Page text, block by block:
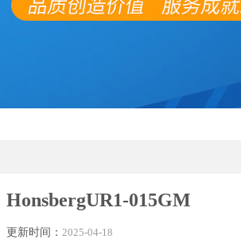
HonsbergUR1-015GM
更新时间： 2025-04-18